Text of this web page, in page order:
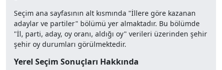
Seçim ana sayfasının alt kısmında "İllere göre kazanan
adaylar ve partiler" bölümü yer almaktadır. Bu bölümde
"İl, parti, aday, oy oranı, aldığı oy" verileri üzerinden şehir
şehir oy durumları görülmektedir.
Yerel Seçim Sonuçları Hakkında